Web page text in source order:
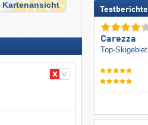
Kartenansicht
Testberichte
Carezza
Top-Skigebiet